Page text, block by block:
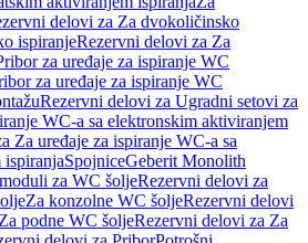
delovi za Za dvokoličinsko
ispiranjeRezervni delovi za Za
za uređaje za ispiranje WC
za uređaje za ispiranje WC
Rezervni delovi za Ugradni setovi za
WC-a sa elektronskim aktiviranjem
Za uređaje za ispiranje WC-a sa
SpojniceGeberit Monolith
za WC šoljeRezervni delovi za
Za konzolne WC šoljeRezervni delovi
Za podne WC šoljeRezervni delovi za Za